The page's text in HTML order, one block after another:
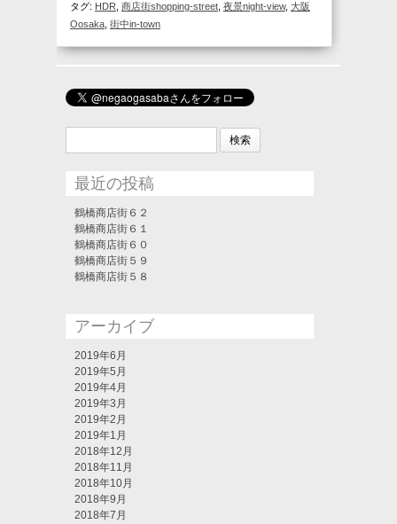
タグ: HDR 商店街shopping-street 夜景night-view, 大阪
Oosaka 街中in-town
検
最近の投稿
鶴橋商店街６２
鶴橋商店街６１
鶴橋商店街６０
鶴橋商店街５９
鶴橋商店街５８
アーカイブ
2019年6月
2019年5月
2019年4月
2019年3月
2019年2月
2019年1月
2018年12月
2018年11月
2018年10月
2018年9月
2018年7月